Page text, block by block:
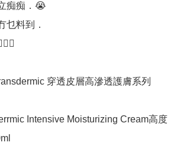
痴痴．😭
乜料到．
穿透皮層高滲透護膚系列
Intensive Moisturizing Cream高度